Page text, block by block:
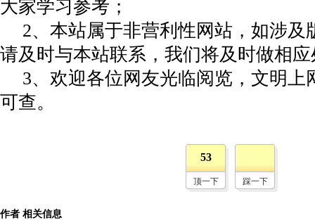
大家学习参考；
2、本站属于非营利性网站，如涉及
请及时与本站联系，我们将及时做相
3、欢迎各位网友光临阅览，文明上
可查。
53
顶一下 踩一下
作者 相关信息